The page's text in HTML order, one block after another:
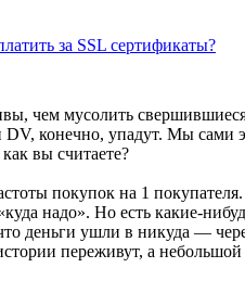
за SSL сертификаты?
чем мусолить
конечно, упадут. Мы сами
вы считаете?
покупок на 1
надо». Но есть какие-
деньги ушли в никуда —
переживут, а